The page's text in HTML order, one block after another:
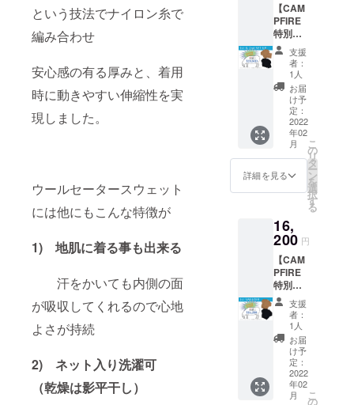
という技法でナイロン糸で
編み合わせ
安心感の有る厚みと、着用
時に動きやすい伸縮性を実
現しました。
ウールセータースウェット
には他にもこんな特徴が
1) 地肌に着る事も出来る
汗をかいても内側の面
が吸収してくれるので心地
よさが持続
2) ネット入り洗濯可
（乾燥は影平干し）
【CAM
PFIRE
特別価
格】 1st
SWEAT
ER ,
2nd
SHORT
S セッ
トアッ
プ 一般
販売予
定価格
¥31,000
→¥24,8
00(税/送
SWEAT
ER ,
SHORT
S サイ
ズ/カ
ラー違
いでお
選びい
ただけ
ます。
ご希望
のサイ
ズ/カ
ラーを1
枚ずつ
支援
者：
1人
お届
け予
定：
2022
年02
月
詳細を見る
こ
の
リ
タ
ー
ン
を
選
択
す
る
16,
200 円
【CAM
PFIRE
特別価
格】 1st
SWEAT
ER 一般
販売予
定価格
¥18,000
→¥16,2
00(税/送
料込）
支援
者：
1人
お届
け予
定：
2022
年02
月
こ
の